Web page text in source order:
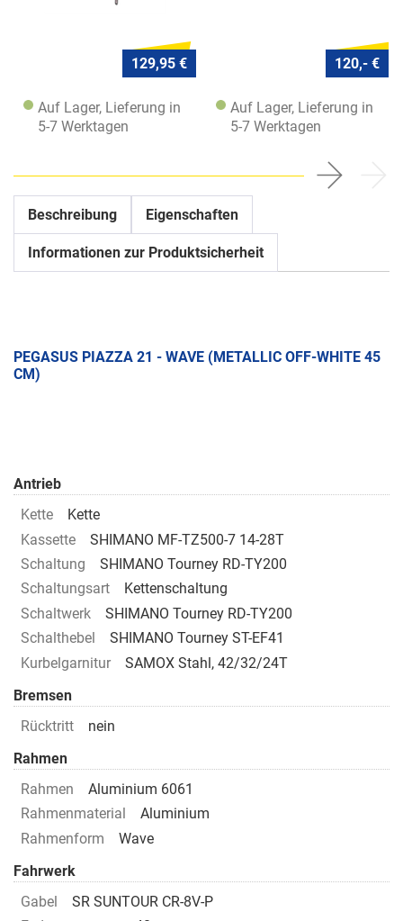
129,95 €
Auf Lager, Lieferung in
5-7 Werktagen
120,- €
Auf Lager, Lieferung in
5-7 Werktagen
Beschreibung Eigenschaften
Informationen zur Produktsicherheit
PEGASUS PIAZZA 21 - WAVE (METALLIC OFF-WHITE 45
CM)
Antrieb
Kette
Kette
Kassette
SHIMANO MF-TZ500-7 14-28T
Schaltung
SHIMANO Tourney RD-TY200
Schaltungsart
Kettenschaltung
Schaltwerk
SHIMANO Tourney RD-TY200
Schalthebel
SHIMANO Tourney ST-EF41
Kurbelgarnitur
SAMOX Stahl, 42/32/24T
Bremsen
Rücktritt
nein
Rahmen
Rahmen
Aluminium 6061
Rahmenmaterial
Aluminium
Rahmenform
Wave
Fahrwerk
Gabel
SR SUNTOUR CR-8V-P